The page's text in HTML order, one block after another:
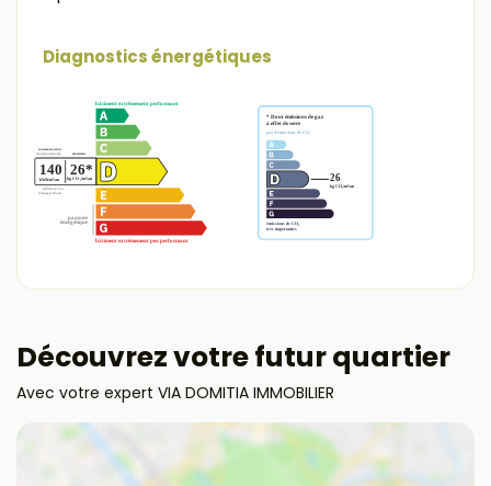
Diagnostics énergétiques
Découvrez votre futur quartier
Avec votre expert VIA DOMITIA IMMOBILIER